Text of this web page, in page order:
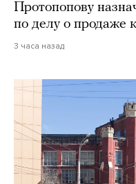
Протопопову
по делу о продаже
3 часа назад